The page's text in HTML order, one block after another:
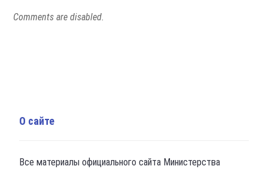
Comments are disabled.
О сайте
Все материалы официального сайта Министерства